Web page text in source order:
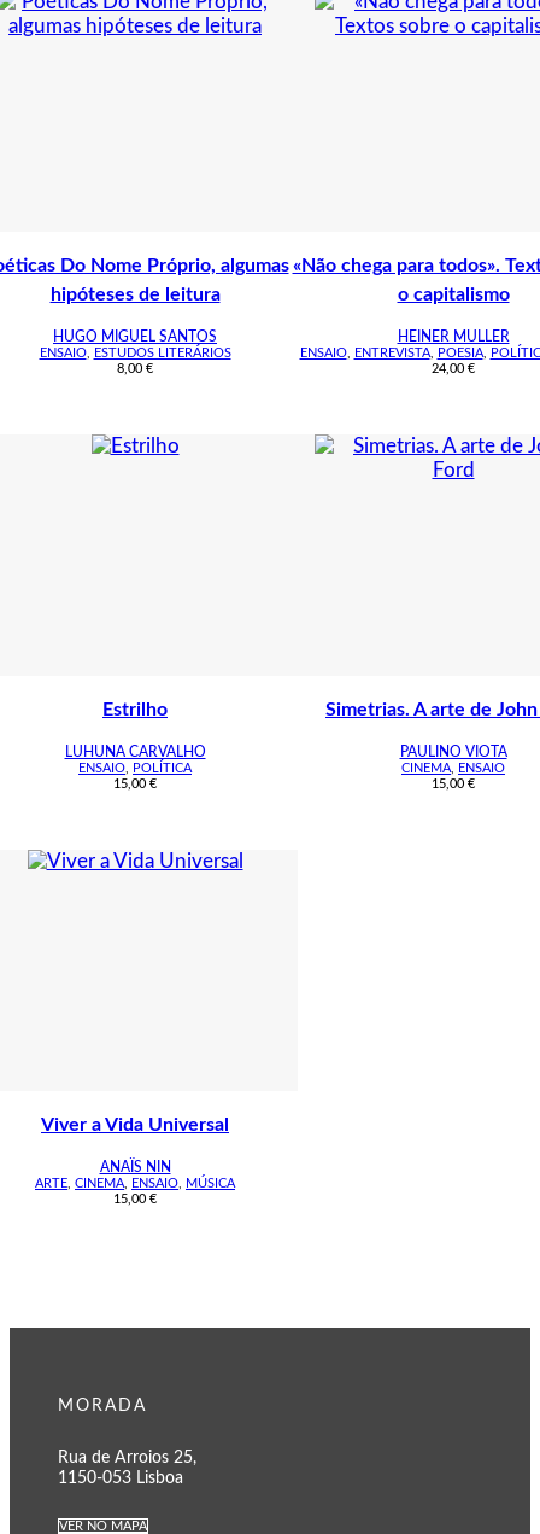
Do Nome Próprio, algumas
hipóteses de leitura
HUGO MIGUEL SANTOS
ENSAIO,
ESTUDOS LITERÁRIOS
8,00 €
«Não chega para todos».
o capitalismo
HEINER MULLER
ENSAIO, ENTREVISTA, POESIA,
24,00 €
Estrilho
LUHUNA CARVALHO
ENSAIO
POLÍTICA
15,00 €
Simetrias. A arte de
PAULINO VIOTA
CINEMA
ENSAIO
15,00 €
Viver a Vida Universal
ANAÏS NIN
ARTE CINEMA ENSAIO
MÚSICA
15,00 €
MORADA
Rua de Arroios 25,
1150-053 Lisboa
VER NO MAPA